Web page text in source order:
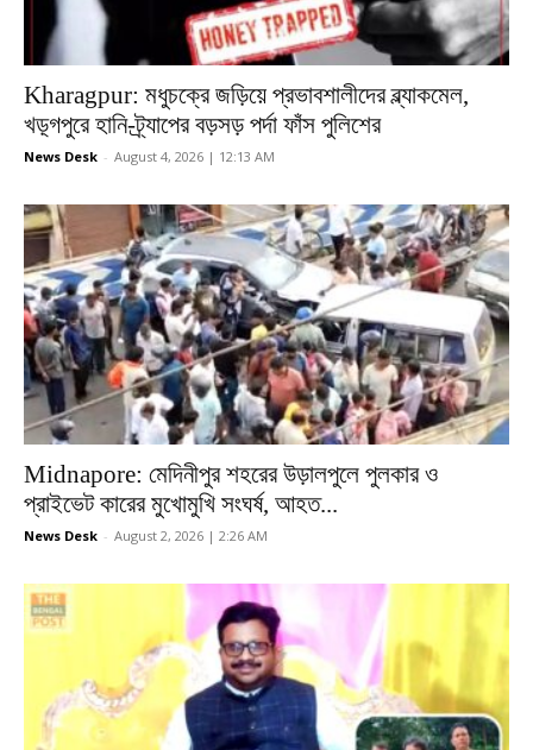
Kharagpur: মধুচক্রে জড়িয়ে প্রভাবশালীদের ব্ল্যাকমেল,
খড়্গপুরে হানি-ট্র্যাপের বড়সড় পর্দা ফাঁস পুলিশের
News Desk - August 4, 2026 | 12:13 AM
Midnapore: মেদিনীপুর শহরের উড়ালপুলে পুলকার ও
প্রাইভেট কারের মুখোমুখি সংঘর্ষ, আহত...
News Desk - August 2, 2026 | 2:26 AM